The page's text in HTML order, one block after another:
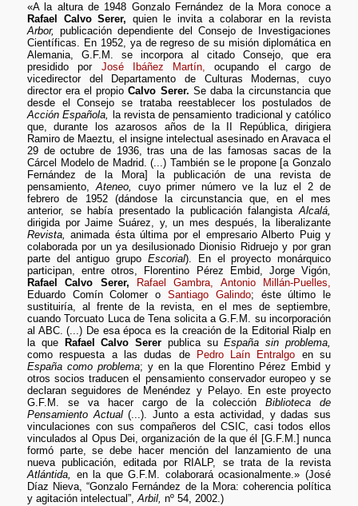
«A la altura de 1948 Gonzalo Fernández de la Mora conoce a
Rafael Calvo Serer, quien le invita a colaborar en la revista
Arbor, publicación dependiente del Consejo de Investigaciones
Científicas. En 1952, ya de regreso de su misión diplomática en
Alemania, G.F.M. se incorpora al citado Consejo, que era
presidido por José Ibáñez Martín, ocupando el cargo de
vicedirector del Departamento de Culturas Modernas, cuyo
director era el propioCalvo Serer. Se daba la circunstancia que
desde el Consejo se trataba reestablecer los postulados de
Acción Española,
la revista de pensamiento tradicional y católico
que, durante los azarosos años de la II República, dirigiera
Ramiro de Maeztu, el insigne intelectual asesinado en Aravaca el
29 de octubre de 1936, tras una de las famosas sacas de la
Cárcel Modelo de Madrid. (...) También se le propone [a Gonzalo
Fernández de la Mora] la publicación de una revista de
pensamiento,Ateneo,
cuyo primer número ve la luz el 2 de
febrero de 1952 (dándose la circunstancia que, en el mes
anterior, se había presentado la publicación falangistaAlcalá,
dirigida por Jaime Suárez, y, un mes después, la liberalizante
Revista, animada ésta última por el empresario Alberto Puig y
colaborada por un ya desilusionado Dionisio Ridruejo y por gran
parte del antiguo grupo Escorial). En el proyecto monárquico
participan, entre otros, Florentino Pérez Embid, Jorge Vigón,
Rafael Calvo Serer,
Rafael Gambra,
Antonio Millán-Puelles,
Eduardo Comín Colomer o Santiago Galindo; éste último le
sustituiría, al frente de la revista, en el mes de septiembre,
cuando Torcuato Luca de Tena solicita a G.F.M. su incorporación
al ABC. (...) De esa época es la creación de la Editorial Rialp en
la que
Rafael Calvo Serer publica suEspaña sin problema,
como respuesta a las dudas de
Pedro Laín Entralgo en su
España como problema; y en la que Florentino Pérez Embid y
otros socios traducen el pensamiento conservador europeo y se
declaran seguidores de Menéndez y Pelayo. En este proyecto
G.F.M. se va hacer cargo de la colecciónBiblioteca de
Pensamiento Actual(...). Junto a esta actividad, y dadas sus
vinculaciones con sus compañeros del CSIC, casi todos ellos
vinculados al Opus Dei, organización de la que él [G.F.M.] nunca
formó parte, se debe hacer mención del lanzamiento de una
nueva publicación, editada por RIALP, se trata de la revista
Atlántida, en la que G.F.M. colaborará ocasionalmente.» (José
Díaz Nieva, “Gonzalo Fernández de la Mora: coherencia política
y agitación intelectual”,Arbil, nº 54, 2002.)